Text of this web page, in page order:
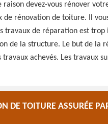
raison devez-vous rénover
de rénovation de toiture. Il
travaux de réparation est
de la structure. Le but de la
travaux achevés. Les travaux
DE TOITURE ASSURÉE